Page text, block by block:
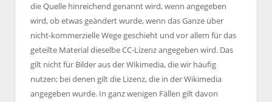
die Quelle hinreichend genannt wird, wenn angegeben
wird, ob etwas geändert wurde, wenn das Ganze über
nicht-kommerzielle Wege geschieht und vor allem für das
geteilte Material dieselbe CC-Lizenz angegeben wird. Das
gilt nicht für Bilder aus der Wikimedia, die wir häufig
nutzen; bei denen gilt die Lizenz, die in der Wikimedia
angegeben wurde. In ganz wenigen Fällen gilt davon